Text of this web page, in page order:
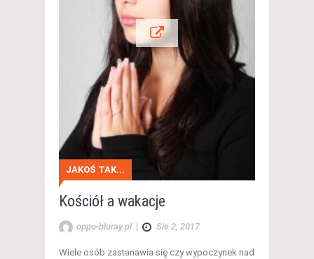
JAKOŚ TAK...
Kościół a wakacje
oppo-bluray.pl | Sie 2, 2017
Wiele osób zastanawia się czy wypoczynek nad